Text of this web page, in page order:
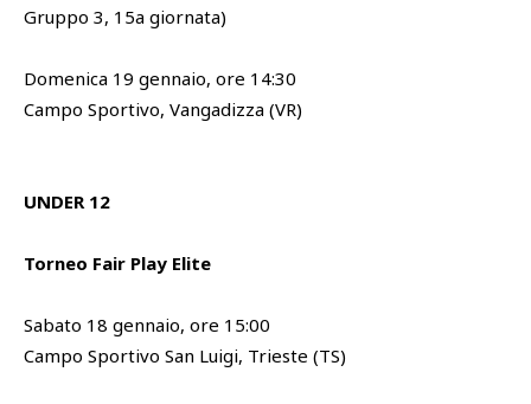
Gruppo 3, 15a giornata)
Domenica 19 gennaio, ore 14:30
Campo Sportivo, Vangadizza (VR)
UNDER 12
Torneo Fair Play Elite
Sabato 18 gennaio, ore 15:00
Campo Sportivo San Luigi, Trieste (TS)